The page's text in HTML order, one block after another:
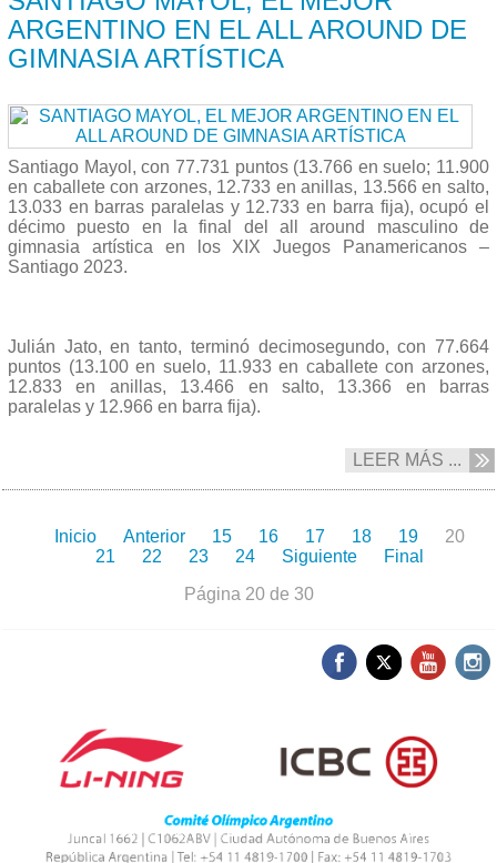
ARGENTINO EN EL ALL AROUND DE
GIMNASIA ARTÍSTICA
Santiago Mayol, con 77.731 puntos (13.766 en suelo; 11.900
en caballete con arzones, 12.733 en anillas, 13.566 en salto,
13.033 en barras paralelas y 12.733 en barra fija), ocupó el
décimo puesto en la final del all around masculino de
gimnasia artística en los XIX Juegos Panamericanos –
Santiago 2023.
Julián Jato, en tanto, terminó decimosegundo, con 77.664
puntos (13.100 en suelo, 11.933 en caballete con arzones,
12.833 en anillas, 13.466 en salto, 13.366 en barras
paralelas y 12.966 en barra fija).
LEER MÁS ...
Inicio Anterior 15 16 17 18 19
20
21
22 23 24 Siguiente
Final
Página 20 de 30